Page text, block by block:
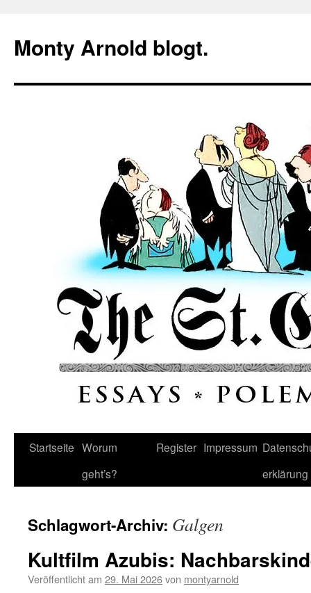
springen
Monty Arnold blogt.
Startseite Worum
geht’s?
Register Impressum
erklärung
Schlagwort-Archiv: Galgen
Kultfilm Azubis:
Veröffentlicht am 29. Mai 2026von montyarnold